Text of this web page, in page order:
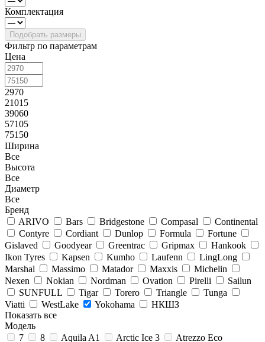
Комплектация
Фильтр по параметрам
Цена
2970
21015
39060
57105
75150
Ширина
Все
Высота
Все
Диаметр
Все
Бренд
ARIVO
Bars Bridgestone Compasal
Continental
Contyre
Cordiant Dunlop Formula
Fortune
Gislaved
Goodyear Greentrac Gripmax
Hankook
Ikon Tyres
Kapsen Kumho Laufenn
LingLong
Marshal
Massimo Matador Maxxis
Michelin
Nexen
Nokian Nordman Ovation Pirelli
Sailun
SUNFULL
Tigar Torero Triangle
Tunga
Viatti
WestLake Yokohama
НКШЗ
Показать все
Модель
7
8 Aquila A1 Arctic Ice 3
Atrezzo Eco